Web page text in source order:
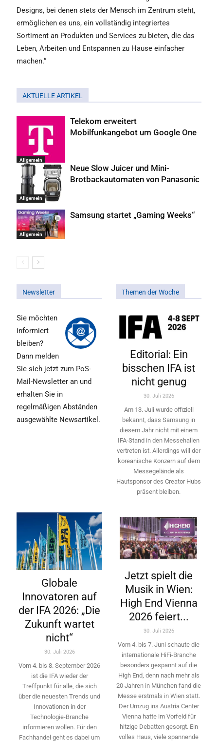
Designs, bei denen stets der Mensch im Zentrum steht,
ermöglichen es uns, ein vollständig integriertes
Sortiment an Produkten und Services zu bieten, die das
Leben, Arbeiten und Entspannen zu Hause einfacher
machen.“
AKTUELLE ARTIKEL
Allgemein
Telekom erweitert
Mobilfunkangebot um Google One
Allgemein
Neue Slow Juicer und Mini-
Brotbackautomaten von Panasonic
Allgemein
Samsung startet „Gaming Weeks“
Newsletter
Sie möchten
informiert
bleiben?
Dann melden
Sie sich jetzt zum PoS-
Mail-Newsletter an und
erhalten Sie in
regelmäßigen Abständen
ausgewählte Newsartikel.
Themen der Woche
Editorial: Ein
bisschen IFA ist
nicht genug
30. Juli 2026
Am 13. Juli wurde offiziell
bekannt, dass Samsung in
diesem Jahr nicht mit einem
IFA-Stand in den Messehallen
vertreten ist. Allerdings will ­der
koreanische Konzern auf dem
Messegelände als
Hautsponsor des Creator Hubs
präsent bleiben.
Globale
Innovatoren auf
der IFA 2026: „Die
Zukunft wartet
nicht“
30. Juli 2026
Vom 4. bis 8. September 2026
ist die IFA wieder der
Treffpunkt für alle, die sich
über die neuesten Trends und
Innovationen in der
Technologie-­Branche
informieren wollen. Für den
Fachhandel geht es dabei um
Jetzt spielt die
Musik in Wien:
High End Vienna
2026 feiert...
30. Juli 2026
Vom 4. bis 7. Juni schaute die
internationale HiFi-Branche
besonders gespannt auf die
High End, denn nach mehr als
20 Jahren in München fand die
Messe erstmals in Wien statt.
Der Umzug ins Austria Center
Vienna hatte im Vorfeld für
hitzige Debatten gesorgt. Ein
volles Haus, viele spannende